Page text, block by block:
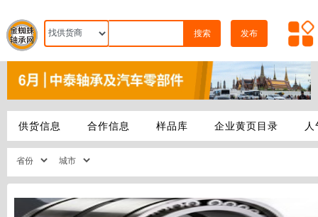
搜索 发布
供货信息 合作信息 样品库 企业黄页目录